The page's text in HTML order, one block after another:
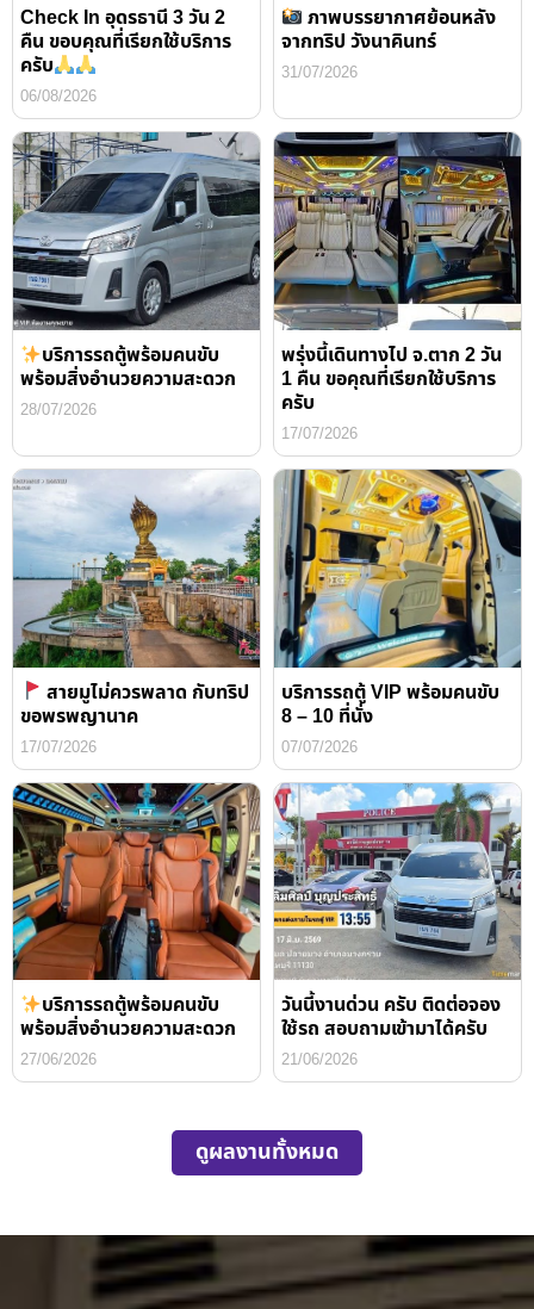
Check In อุดรธานี 3 วัน 2
คืน ขอบคุณที่เรียกใช้บริการ
ครับ
06/08/2026
ภาพบรรยากาศย้อนหลัง
จากทริป วังนาคินทร์
31/07/2026
บริการรถตู้พร้อมคนขับ
พร้อมสิ่งอำนวยความสะดวก
28/07/2026
พรุ่งนี้เดินทางไป จ.ตาก 2 วัน
1 คืน ขอคุณที่เรียกใช้บริการ
ครับ
17/07/2026
สายมูไม่ควรพลาด กับทริป
ขอพรพญานาค
17/07/2026
บริการรถตู้ VIP พร้อมคนขับ
8 – 10 ที่นั่ง
07/07/2026
บริการรถตู้พร้อมคนขับ
พร้อมสิ่งอำนวยความสะดวก
27/06/2026
วันนี้งานด่วน ครับ ติดต่อจอง
ใช้รถ สอบถามเข้ามาได้ครับ
21/06/2026
ดูผลงานทั้งหมด